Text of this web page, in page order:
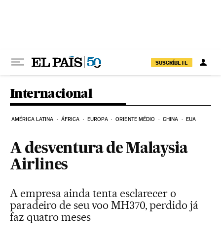
SUSCRÍBETE
Internacional
AMÉRICA LATINA ÁFRICA EUROPA ORIENTE MÉDIO CHINA EUA
A desventura de Malaysia
Airlines
A empresa ainda tenta esclarecer o
paradeiro de seu voo MH370, perdido já
faz quatro meses